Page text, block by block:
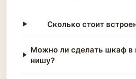
Сколько стоит
Можно ли сделать шкаф в
нишу?